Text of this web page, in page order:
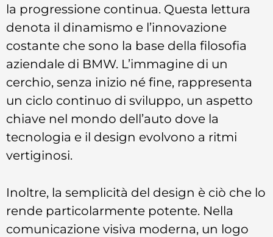
la progressione continua. Questa lettura
denota il dinamismo e l’innovazione
costante che sono la base della filosofia
aziendale di BMW. L’immagine di un
cerchio, senza inizio né fine, rappresenta
un ciclo continuo di sviluppo, un aspetto
chiave nel mondo dell’auto dove la
tecnologia e il design evolvono a ritmi
vertiginosi.
Inoltre, la semplicità del design è ciò che lo
rende particolarmente potente. Nella
comunicazione visiva moderna, un logo